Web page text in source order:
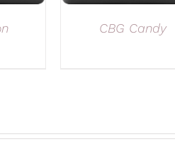
CBG Candy